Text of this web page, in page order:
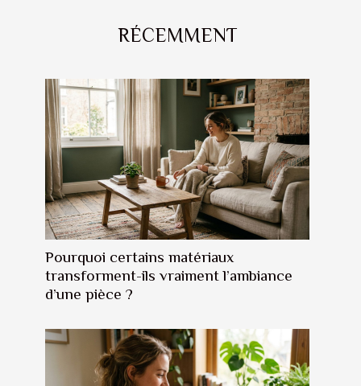
RÉCEMMENT
Pourquoi certains matériaux
transforment-ils vraiment l’ambiance
d’une pièce ?